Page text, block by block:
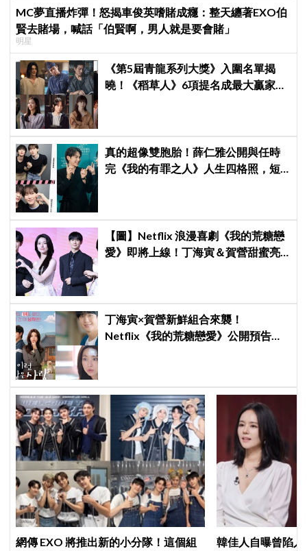
MC夢直播炸彈！怒揭車俊英嗜賭成癮：整天纏著EXO伯
賢去賭場，喊話「伯賢啊，男人就是要會賭」
明星
《第5屆青龍系列大獎》入圍名單揭
曉！《稻草人》6項提名成最大贏家，
真的超像雙胞胎！薛仁雅公開與任時
完《我的有罪之人》人生四格照，短
【圖】Netflix 浪漫喜劇《我的荒糖戀
愛》即將上線！丁海寅＆賀營甜蜜亮
丁海寅×賀營新鮮組合來襲！
Netflix《我的荒糖戀愛》公開預告，
網傳 EXO 將推出新的小分隊！這個組
韓佳人自曝曾陷